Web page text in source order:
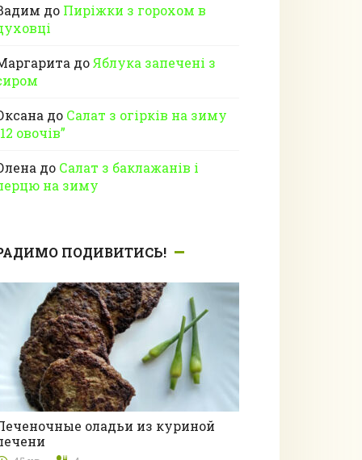
до Пиріжки з горохом в
доЯблука запечені з
до Салат з огірків на зиму
овочів”
до Салат з баклажанів і
на зиму
ПОДИВИТИСЬ!
Другі страви
оладьи из куриной